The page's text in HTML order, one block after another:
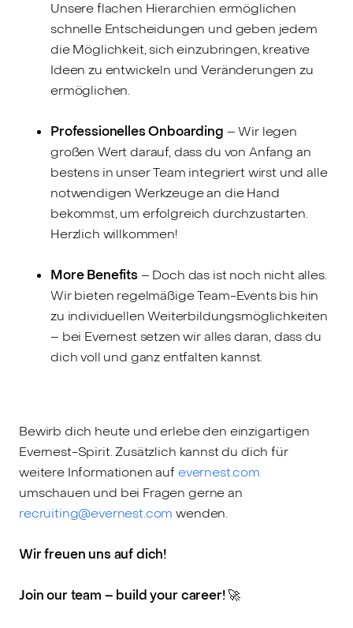
Unsere flachen Hierarchien ermöglichen
schnelle Entscheidungen und geben jedem
die Möglichkeit, sich einzubringen, kreative
Ideen zu entwickeln und Veränderungen zu
ermöglichen.
Professionelles Onboarding – Wir legen
großen Wert darauf, dass du von Anfang an
bestens in unser Team integriert wirst und alle
notwendigen Werkzeuge an die Hand
bekommst, um erfolgreich durchzustarten.
Herzlich willkommen!
More Benefits – Doch das ist noch nicht alles.
Wir bieten regelmäßige Team-Events bis hin
zu individuellen Weiterbildungsmöglichkeiten
– bei Evernest setzen wir alles daran, dass du
dich voll und ganz entfalten kannst.
Bewirb dich heute und erlebe den einzigartigen
Evernest-Spirit. Zusätzlich kannst du dich für
weitere Informationen aufevernest.com
umschauen und bei Fragen gerne an
recruiting@evernest.com wenden.
Wir freuen uns auf dich!
Join our team – build your career! 🚀